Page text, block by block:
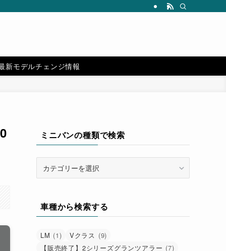
ます。カスタムパーツや純正オプションパーツのおすすめもご紹介！ |
新モデルチェンジ情報
ミニバンの種類で検索
の
種
で
車種から検索する
LM (1) Vクラス (9)
【販売終了】2シリーズグランツアラー (7)